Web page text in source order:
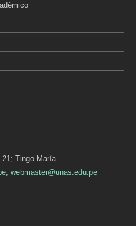
Tingo María
, webmaster@unas.edu.pe